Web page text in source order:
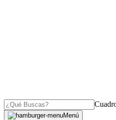
Menú
OJO